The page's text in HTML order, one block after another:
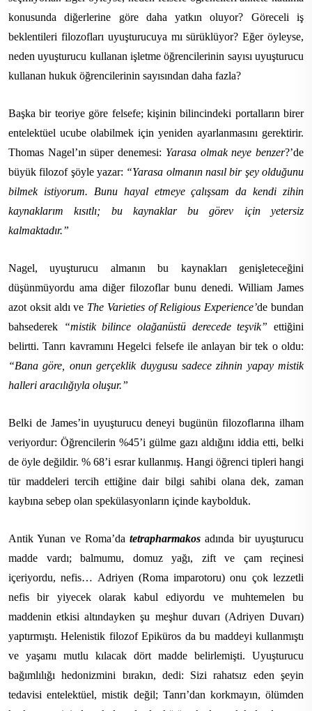
konusunda diğerlerine göre daha yatkın oluyor? Göreceli iş
beklentileri filozofları uyuşturucuya mı sürüklüyor? Eğer öyleyse,
neden uyuşturucu kullanan işletme öğrencilerinin sayısı uyuşturucu
kullanan hukuk öğrencilerinin sayısından daha fazla?
Başka bir teoriye göre felsefe; kişinin bilincindeki portalların birer
entelektüel ucube olabilmek için yeniden ayarlanmasını gerektirir.
Thomas Nagel’ın süper denemesi: Yarasa olmak neye benzer?’de
büyük filozof şöyle yazar: “Yarasa olmanın nasıl bir şey olduğunu
bilmek istiyorum. Bunu hayal etmeye çalışsam da kendi zihin
kaynaklarım kısıtlı; bu kaynaklar bu görev için yetersiz
kalmaktadır.”
Nagel, uyuşturucu almanın bu kaynakları genişleteceğini
düşünmüyordu ama diğer filozoflar bunu denedi. William James
azot oksit aldı ve The Varieties of Religious Experience’de bundan
bahsederek
“mistik bilince olağanüstü derecede teşvik” ettiğini
belirtti. Tanrı kavramını Hegelci felsefe ile anlayan bir tek o oldu:
“Bana göre, onun gerçeklik duygusu sadece zihnin yapay mistik
halleri aracılığıyla oluşur.”
Belki de James’in uyuşturucu deneyi bugünün filozoflarına ilham
veriyordur: Öğrencilerin %45’i gülme gazı aldığını iddia etti, belki
de öyle değildir. % 68’i esrar kullanmış. Hangi öğrenci tipleri hangi
tür maddeleri tercih ettiğine dair bilgi sahibi olana dek, zaman
kaybına sebep olan spekülasyonların içinde kaybolduk.
Antik Yunan ve Roma’da tetrapharmakos adında bir uyuşturucu
madde vardı; balmumu, domuz yağı, zift ve çam reçinesi
içeriyordu, nefis… Adriyen (Roma imparotoru) onu çok lezzetli
nefis bir yiyecek olarak kabul ediyordu ve muhtemelen bu
maddenin etkisi altındayken şu meşhur duvarı (Adriyen Duvarı)
yaptırmıştı. Helenistik filozof Epiküros da bu maddeyi kullanmıştı
ve yaşamı mutlu kılacak dört madde belirlemişti. Uyuşturucu
bağımlılığı hedonizmini bırakın, dedi: Sizi rahatsız eden şeyin
tedavisi entelektüel, mistik değil; Tanrı’dan korkmayın, ölümden